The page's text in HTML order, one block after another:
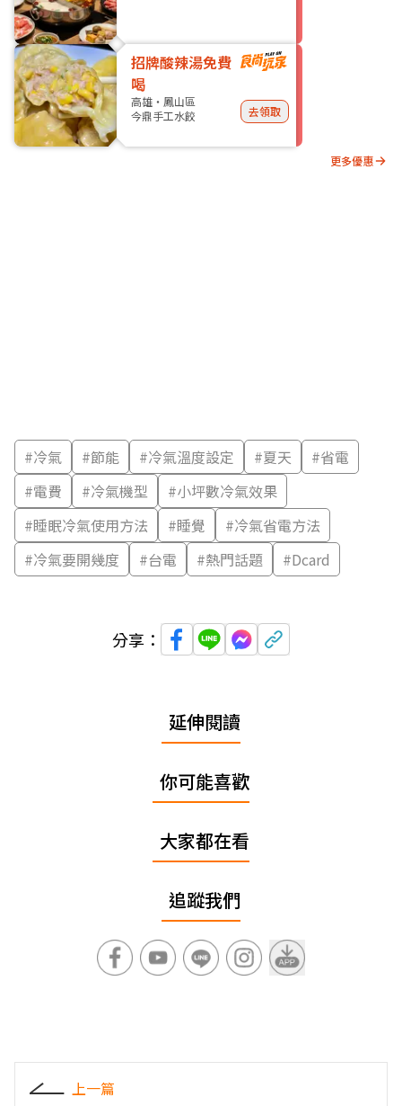
招牌酸辣湯免費
喝
高雄・鳳山區
今鼎手工水餃
去領取
更多優惠
#冷氣 #節能 #冷氣溫度設定 #夏天 #省電
#電費 #冷氣機型 #小坪數冷氣效果
#睡眠冷氣使用方法 #睡覺 #冷氣省電方法
#冷氣要開幾度 #台電 #熱門話題 #Dcard
分享：
延伸閱讀
你可能喜歡
大家都在看
追蹤我們
上一篇